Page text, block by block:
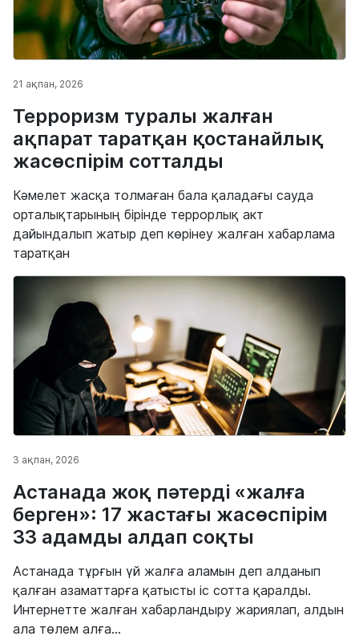
21 ақпан, 2026
Терроризм туралы жалған
ақпарат таратқан қостанайлық
жасөспірім сотталды
Кәмелет жасқа толмаған бала қаладағы сауда
орталықтарының бірінде террорлық акт
дайындалып жатыр деп көрінеу жалған хабарлама
таратқан
3 ақпан, 2026
Астанада жоқ пәтерді «жалға
берген»: 17 жастағы жасөспірім
33 адамды алдап соқты
Астанада тұрғын үй жалға аламын деп алданып
қалған азаматтарға қатысты іс сотта қаралды.
Интернетте жалған хабарландыру жариялап, алдын
ала төлем алға...